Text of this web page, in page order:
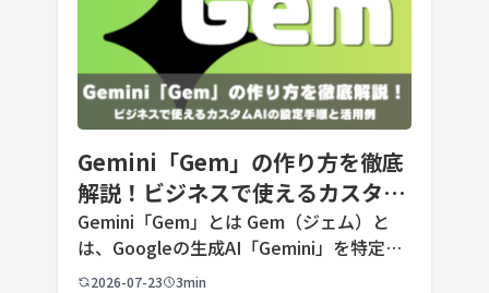
Gemini「Gem」の作り方を徹底
解説！ビジネスで使えるカスタム
AIの設定手順と活用例
Gemini「Gem」とは Gem（ジェム）と
は、Googleの生成AI「Gemini」を特定の
用途に合わせてカスタマイズできる機能で
2026-07-23 3min